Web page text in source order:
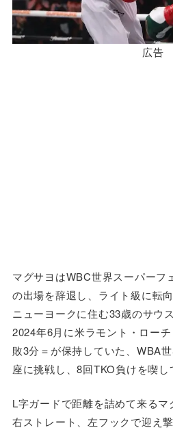
広告
マグサヨはWBC世界スーパーフ
の出場を辞退し、ライト級に転
ニューヨークに住む33歳のサウ
2024年6月に米ラモント・ロー
敗3分＝が保持していた、WBA
座に挑戦し、8回TKO負けを喫し
L字ガードで距離を詰めて来る
右ストレート、左フックで迎え